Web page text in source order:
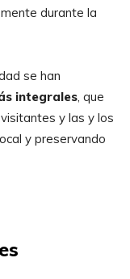
durante la
se han
integrales, que
y las y los
y preservando